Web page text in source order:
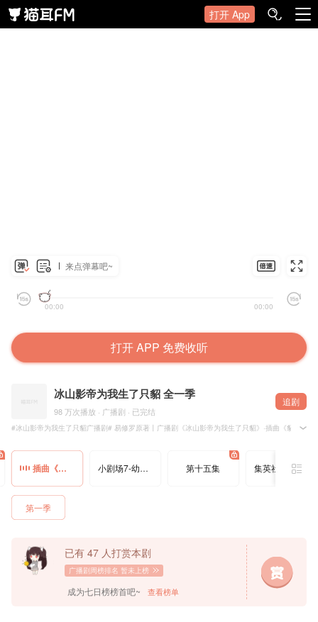
打开 App
来点弹幕吧~
00:00 00:00
打开 APP 免费收听
冰山影帝为我生了只貂 全一季
98 万次播放 · 广播剧 · 已完结
追剧
#冰山影帝为我生了只貂广播剧# 易修罗原著丨广播剧《冰山影帝为我生了只貂》·插曲《貂斯科》
——本作品为有偿版权内容，禁止无偿分享、二改、二传及商用——
插曲《貂斯科》 小剧场7-幼儿园 第十五集 集英社福利·狄影起床铃
第一季
已有 47 人打赏本剧
广播剧周榜排名 暂未上榜
成为七日榜榜首吧~ 查看榜单